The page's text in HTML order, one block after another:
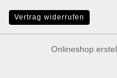
Vertrag widerrufen
Onlineshop